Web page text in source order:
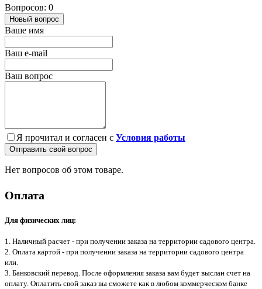
Вопросов: 0
Новый вопрос
Ваше имя
Ваш e-mail
Ваш вопрос
Я прочитал и согласен с Условия работы
Отправить свой вопрос
Нет вопросов об этом товаре.
Оплата
Для физических лиц:
1. Наличный расчет - при получении заказа на территории садового центра.
2. Оплата картой - при получении заказа на территории садового центра
или.
3. Банковский перевод. После оформления заказа вам будет выслан счет на
оплату. Оплатить свой заказ вы сможете как в любом коммерческом банке